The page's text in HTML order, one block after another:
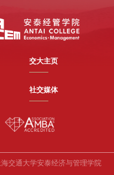
交大主页
社交媒体
交通大学安泰经济与管理学院